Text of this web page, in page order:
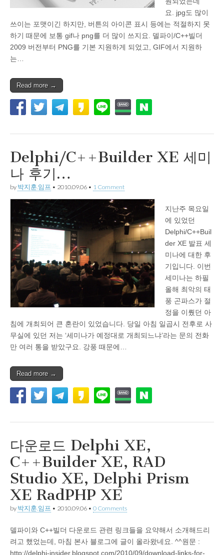
요. jpg도 많이
쓰이는 포맷이긴 하지만, 버튼의 아이콘 표시 등에는 적절하지 못
하기 때문에 보통 gif나 png를 더 많이 쓰지요. 델파이/C++빌더
2009 버전부터 PNG를 기본 지원하게 되었고, GIF에서 지원하
는…
Read more →
Delphi/C++Builder XE 세미
나 후기…
by 박지훈.임프 • 2010.09.06 • 1 Comment
지난주 목요일
에 있었던
Delphi/C++Buil
der XE 발표 세
미나에 대한 후
기입니다. 이번
세미나는 하필
올해 최악의 태
풍 곤파스가 절
정을 이뤘던 아
침에 개최되어 큰 혼란이 있었습니다. 당일 아침 일곱시 전후로 사
무실에 있던 저는 ‘세미나가 예정대로 개최되느냐’라는 문의 전화
만 여러 통을 받았구요. 강풍 때문에…
Read more →
다운로드 Delphi XE,
C++Builder XE, RAD
Studio XE, Delphi Prism
XE RadPHP XE
by 박지훈.임프 • 2010.09.06 • 0 Comments
델파이와 C++빌더 다운로드 관련 링크들을 요약해서 소개해드리
려고 했었는데, 마침 본사 블로그에 글이 올라왔네요. ^^원문 :
http://delphi-insider.blogspot.com/2010/09/download-links-for-